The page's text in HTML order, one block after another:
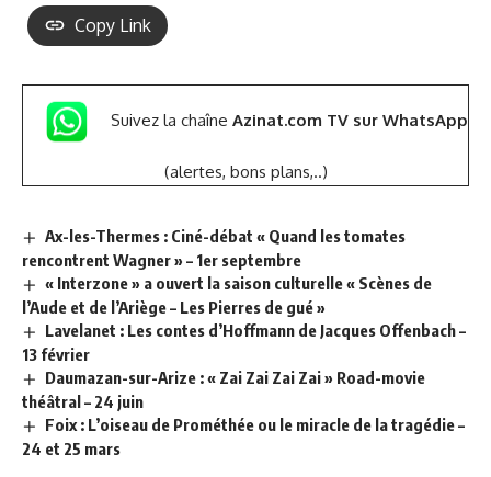
Copy Link
Suivez la chaîne Azinat.com TV sur WhatsApp
(alertes, bons plans,..)
Ax-les-Thermes : Ciné-débat « Quand les tomates
rencontrent Wagner » – 1er septembre
« Interzone » a ouvert la saison culturelle « Scènes de
l’Aude et de l’Ariège – Les Pierres de gué »
Lavelanet : Les contes d’Hoffmann de Jacques Offenbach –
13 février
Daumazan-sur-Arize : « Zai Zai Zai Zai » Road-movie
théâtral – 24 juin
Foix : L’oiseau de Prométhée ou le miracle de la tragédie –
24 et 25 mars